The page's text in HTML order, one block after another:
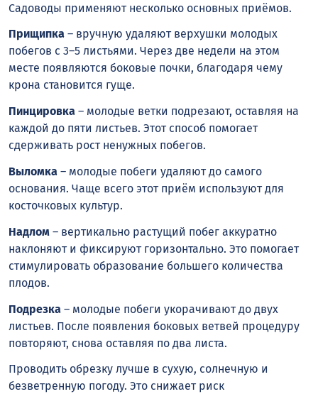
Садоводы применяют несколько основных приёмов.
Прищипка – вручную удаляют верхушки молодых
побегов с 3–5 листьями. Через две недели на этом
месте появляются боковые почки, благодаря чему
крона становится гуще.
Пинцировка – молодые ветки подрезают, оставляя на
каждой до пяти листьев. Этот способ помогает
сдерживать рост ненужных побегов.
Выломка – молодые побеги удаляют до самого
основания. Чаще всего этот приём используют для
косточковых культур.
Надлом – вертикально растущий побег аккуратно
наклоняют и фиксируют горизонтально. Это помогает
стимулировать образование большего количества
плодов.
Подрезка – молодые побеги укорачивают до двух
листьев. После появления боковых ветвей процедуру
повторяют, снова оставляя по два листа.
Проводить обрезку лучше в сухую, солнечную и
безветренную погоду. Это снижает риск